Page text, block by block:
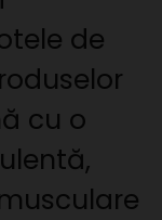
de
cu o